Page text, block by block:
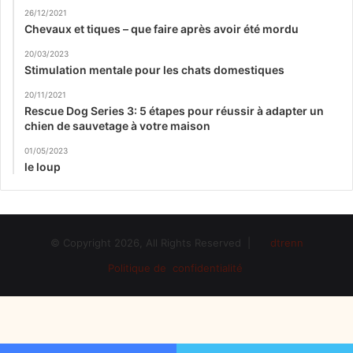
26/12/2021
Chevaux et tiques – que faire après avoir été mordu
20/03/2023
Stimulation mentale pour les chats domestiques
20/11/2021
Rescue Dog Series 3: 5 étapes pour réussir à adapter un
chien de sauvetage à votre maison
01/05/2023
le loup
© Copyright 2026, All Rights Reserved |
dtrenn
Politique de confidentialité